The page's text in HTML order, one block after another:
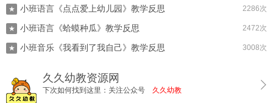
2286次
★ 小班语言《点点爱上幼儿园》教学反思
2472次
★ 小班语言《蛤蟆种瓜》教学反思
3008次
★ 小班音乐《我看到了我自己》教学反思
久久幼教资源网
下次如何找到这里：关注公众号 久久幼教